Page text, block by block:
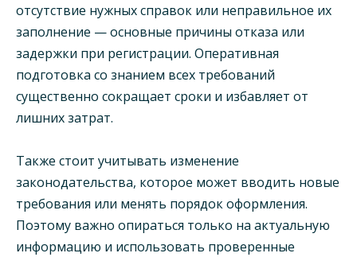
отсутствие нужных справок или неправильное их
заполнение — основные причины отказа или
задержки при регистрации. Оперативная
подготовка со знанием всех требований
существенно сокращает сроки и избавляет от
лишних затрат.
Также стоит учитывать изменение
законодательства, которое может вводить новые
требования или менять порядок оформления.
Поэтому важно опираться только на актуальную
информацию и использовать проверенные